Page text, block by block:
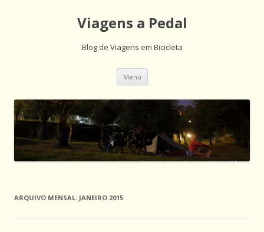
Viagens a Pedal
Blog de Viagens em Bicicleta
Menu Saltar
o
conteúdo
ARQUIVO MENSAL: JANEIRO 2015